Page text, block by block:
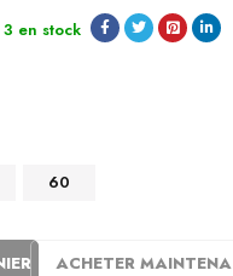
3 en stock
60
ACHETER